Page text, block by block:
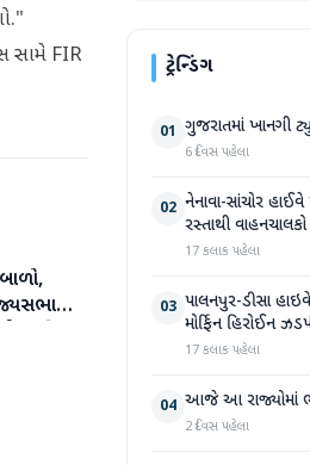
સામે FIR
સ્થગિત
ટ્રેન્ડિંગ
01 ગુજરાતમાં ખાનગી
6 દિવસ પહેલા
02 નેનાવા-સાંચોર
રસ્તાથી
17 કલાક પહેલા
03 પાલનપુર-ડીસા
મોર્ફિન હિરોઈન
17 કલાક પહેલા
04 આજે આ રાજ્યોમાં
2 દિવસ પહેલા